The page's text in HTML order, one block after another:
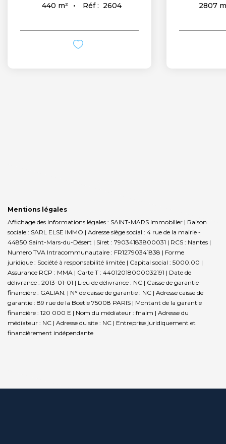
440 m² Réf : 2604 2807
Mentions légales
Affichage des informations légales : SAINT-MARS immobilier | Raison
sociale : SARL ELSE IMMO | Adresse siège social : 4 rue de la mairie -
44850 Saint-Mars-du-Désert | Siret : 79034183800031 | RCS : Nantes |
Numero TVA Intracommunautaire : FR12790341838 | Forme
juridique : Société à responsabilité limitée | Capital social : 5000.00 |
Assurance RCP : MMA | Carte T : 44012018000032191 | Date de
délivrance : 2013-01-01 | Lieu de délivrance : NC | Caisse de garantie
financière : GALIAN. | N° de caisse de garantie : NC | Adresse caisse de
garantie : 89 rue de la Boetie 75008 PARIS | Montant de la garantie
financière : 120 000 E | Nom du médiateur : fnaim | Adresse du
médiateur : NC | Adresse du site : NC | Entreprise juridiquement et
financièrement indépendante